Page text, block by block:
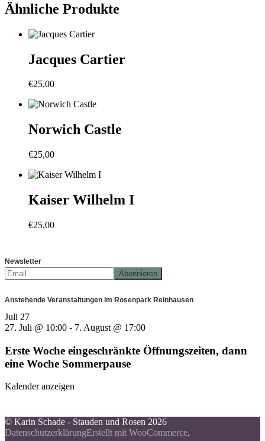
Ähnliche Produkte
Jacques Cartier
€25,00
Norwich Castle
€25,00
Kaiser Wilhelm I
€25,00
Newsletter
Anstehende Veranstaltungen im Rosenpark Reinhausen
Juli 27
27. Juli @ 10:00 - 7. August @ 17:00
Erste Woche eingeschränkte Öffnungszeiten, dann
eine Woche Sommerpause
Kalender anzeigen
© Karin Schade - Stauden und Rosen 2026
DatenschutzerklärungErstellt mit WooCommerce.